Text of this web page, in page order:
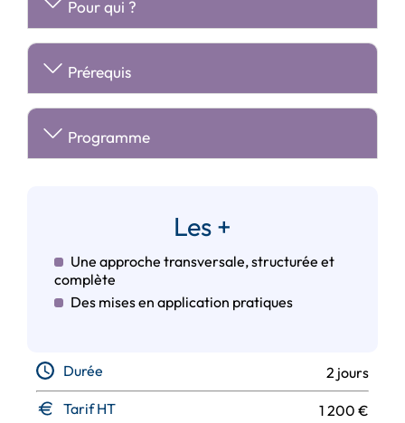
Pour qui ?
Prérequis
Programme
Les +
Une approche transversale, structurée et
complète
Des mises en application pratiques
Durée
2 jours
Tarif HT
1 200 €